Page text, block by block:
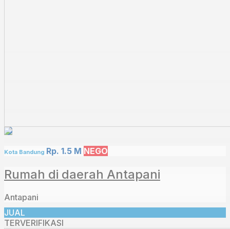
Kota Bandung Rp. 1.5 M NEGO
Rumah di daerah Antapani
Antapani
JUAL
TERVERIFIKASI